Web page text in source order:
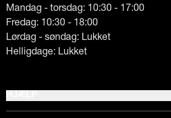
Mandag - torsdag: 10:30 - 17:00
Fredag: 10:30 - 18:00
Lørdag - søndag: Lukket
Helligdage: Lukket